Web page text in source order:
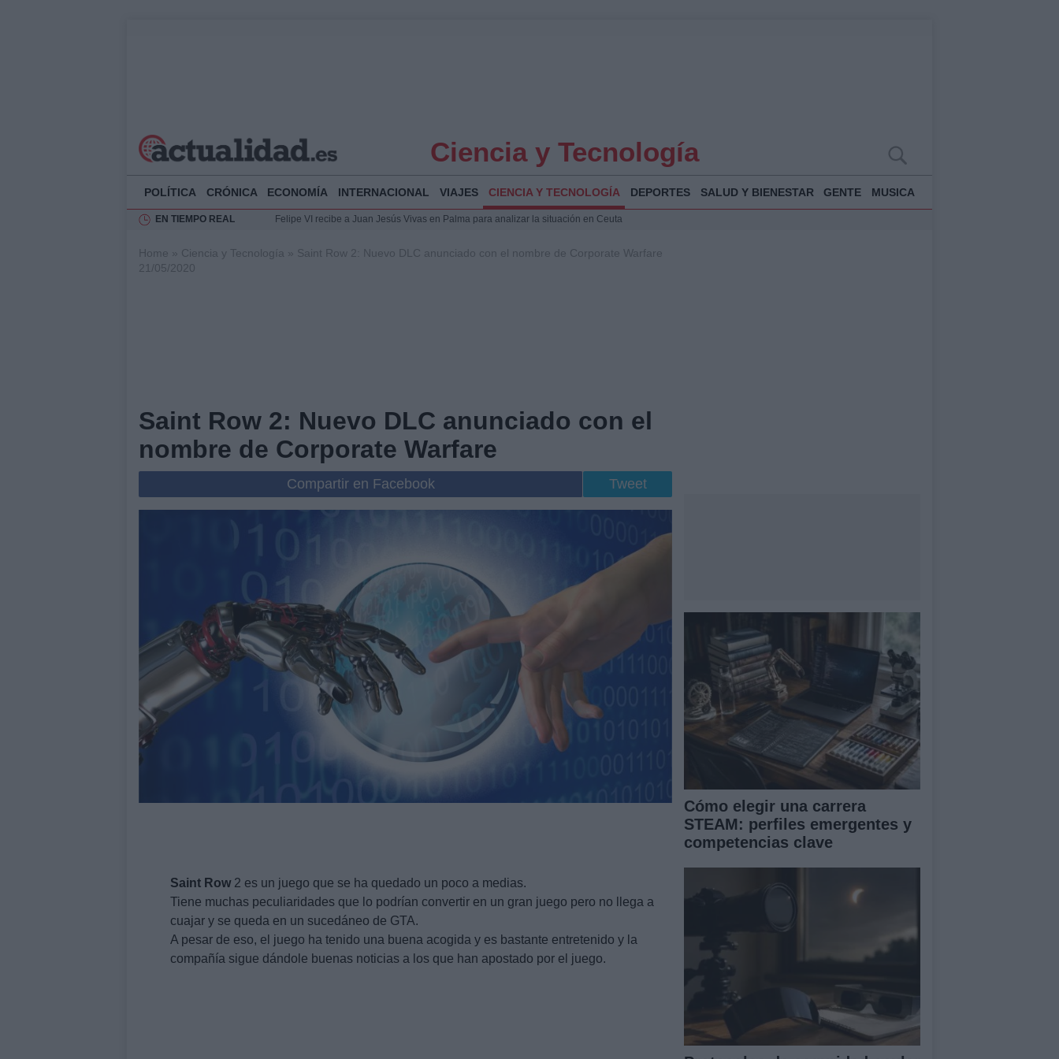
Ciencia y Tecnología
POLÍTICA CRÓNICA ECONOMÍA INTERNACIONAL VIAJES CIENCIA Y TECNOLOGÍA DEPORTES SALUD Y BIENESTAR GENTE MUSICA
EN TIEMPO REAL
Felipe VI recibe a Juan Jesús Vivas en Palma para analizar la situación en Ceuta
Impacto económico y humanitario en Ceuta tras la llegada masiva de migrantes
Home » Ciencia y Tecnología » Saint Row 2: Nuevo DLC anunciado con el nombre de Corporate Warfare
21/05/2020
Saint Row 2: Nuevo DLC anunciado con el
nombre de Corporate Warfare
Compartir en Facebook Tweet
Saint Row 2 es un juego que se ha quedado un poco a medias.
Tiene muchas peculiaridades que lo podrían convertir en un gran juego pero no llega a
cuajar y se queda en un sucedáneo de GTA.
A pesar de eso, el juego ha tenido una buena acogida y es bastante entretenido y la
compañía sigue dándole buenas noticias a los que han apostado por el juego.
Cómo elegir una carrera
STEAM: perfiles emergentes y
competencias clave